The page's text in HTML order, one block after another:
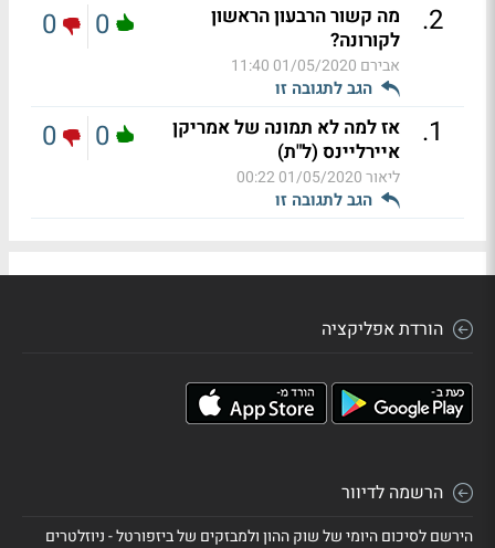
2
.
מה קשור הרבעון הראשון
לקורונה?
אבירם 01/05/2020 11:40
הגב לתגובה זו
0
0
1
.
אז למה לא תמונה של אמריקן
איירליינס (ל"ת)
ליאור01/05/2020 00:22
הגב לתגובה זו
0
0
הורדת אפליקציה
הרשמה לדיוור
הירשם לסיכום היומי של שוק ההון ולמבזקים של ביזפורטל - ניוזלטרים